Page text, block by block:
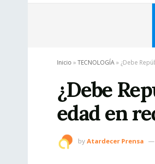
Inicio »TECNOLOGÍA» ¿Debe
¿Debe
edad en
byAtardecer Prensa